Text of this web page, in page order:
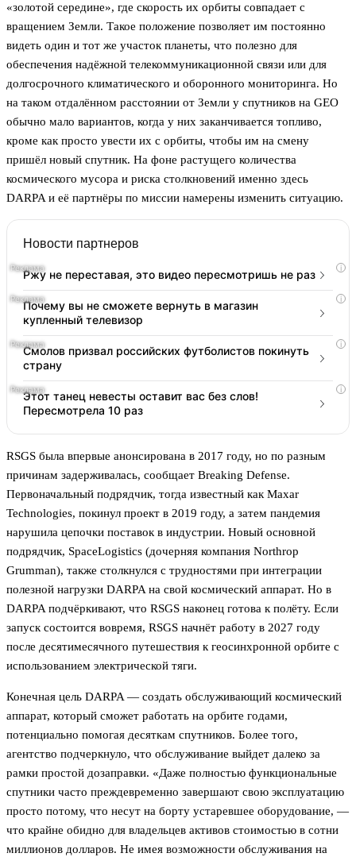
«золотой середине», где скорость их орбиты совпадает с
вращением Земли. Такое положение позволяет им постоянно
видеть один и тот же участок планеты, что полезно для
обеспечения надёжной телекоммуникационной связи или для
долгосрочного климатического и оборонного мониторинга. Но
на таком отдалённом расстоянии от Земли у спутников на GEO
обычно мало вариантов, когда у них заканчивается топливо,
кроме как просто увести их с орбиты, чтобы им на смену
пришёл новый спутник. На фоне растущего количества
космического мусора и риска столкновений именно здесь
DARPA и её партнёры по миссии намерены изменить ситуацию.
Новости партнеров
i
Ржу не переставая, это видео пересмотришь не раз
i
Почему вы не сможете вернуть в магазин
купленный телевизор
i
Смолов призвал российских футболистов покинуть
страну
i
Этот танец невесты оставит вас без слов!
Пересмотрела 10 раз
RSGS была впервые анонсирована в 2017 году, но по разным
причинам задерживалась, сообщает Breaking Defense.
Первоначальный подрядчик, тогда известный как Maxar
Technologies, покинул проект в 2019 году, а затем пандемия
нарушила цепочки поставок в индустрии. Новый основной
подрядчик, SpaceLogistics (дочерняя компания Northrop
Grumman), также столкнулся с трудностями при интеграции
полезной нагрузки DARPA на свой космический аппарат. Но в
DARPA подчёркивают, что RSGS наконец готова к полёту. Если
запуск состоится вовремя, RSGS начнёт работу в 2027 году
после десятимесячного путешествия к геосинхронной орбите с
использованием электрической тяги.
Конечная цель DARPA — создать обслуживающий космический
аппарат, который сможет работать на орбите годами,
потенциально помогая десяткам спутников. Более того,
агентство подчеркнуло, что обслуживание выйдет далеко за
рамки простой дозаправки. «Даже полностью функциональные
спутники часто преждевременно завершают свою эксплуатацию
просто потому, что несут на борту устаревшее оборудование, —
что крайне обидно для владельцев активов стоимостью в сотни
миллионов долларов. Не имея возможности обслуживания на